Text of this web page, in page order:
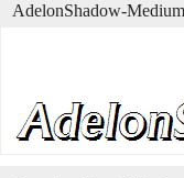
AdelonShadow-